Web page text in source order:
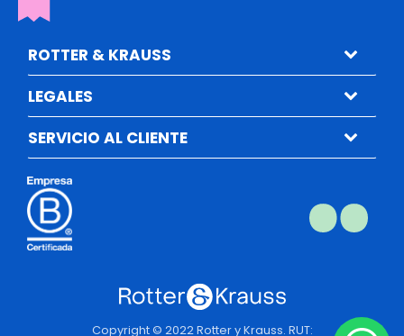
ROTTER & KRAUSS
LEGALES
SERVICIO AL CLIENTE
Copyright © 2022 Rotter y Krauss. RUT: